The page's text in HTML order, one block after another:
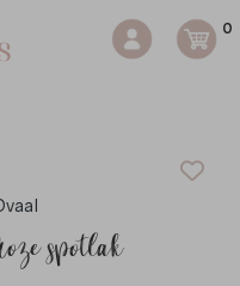
0
spotlak